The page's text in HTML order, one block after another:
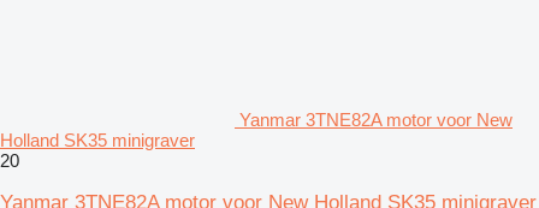
Yanmar 3TNE82A motor voor New
Holland SK35 minigraver
20
Yanmar 3TNE82A motor voor New Holland SK35 minigraver